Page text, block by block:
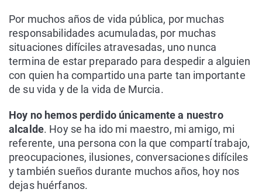
Por muchos años de vida pública, por muchas
responsabilidades acumuladas, por muchas
situaciones difíciles atravesadas, uno nunca
termina de estar preparado para despedir a alguien
con quien ha compartido una parte tan importante
de su vida y de la vida de Murcia.
Hoy no hemos perdido únicamente a nuestro
alcalde. Hoy se ha ido mi maestro, mi amigo, mi
referente, una persona con la que compartí trabajo,
preocupaciones, ilusiones, conversaciones difíciles
y también sueños durante muchos años, hoy nos
dejas huérfanos.